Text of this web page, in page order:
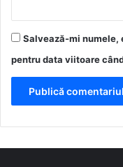
Salvează-mi numele,
pentru data viitoare